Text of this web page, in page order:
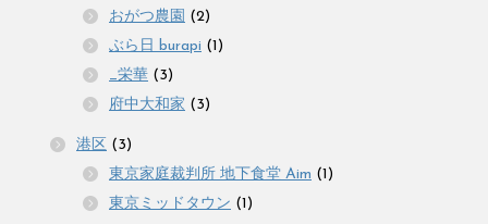
おがつ農園 (2)
ぶら日 burapi (1)
_栄華 (3)
府中大和家 (3)
港区 (3)
東京家庭裁判所 地下食堂 Aim (1)
東京ミッドタウン (1)